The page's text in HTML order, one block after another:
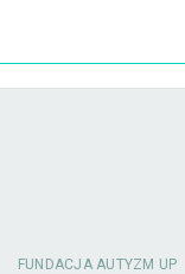
FUNDACJA AUTYZM UP